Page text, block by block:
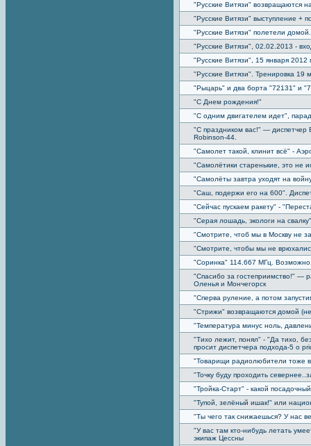
"Русские Витязи" возвращаются
"Русские Витязи" выступление +
"Русские Витязи" полетели
"Русские Витязи", 02.02.2013 -
"Русские Витязи", 15 января
"Русские Витязи". Тренировка 19
"Рыцарь" и два борта "72131" и
"С Днем рождения!"
"С одним двигателем идет",
"С праздником вас!" — диспетчер
Robinson-44.
"Самолет такой, клинит всё" -
"Самолётики старенькие, это не
"Самолёты завтра уходят на
"Саш, подержи его на 600".
"Сейчас пускаем ракету" -
"Серая лошадь, экологи на
"Смотрите, чтоб мы в Москву не
"Смотрите, чтобы мы не
"Соринка" 114.667 МГц.
"Спасибо за гостеприимство!" —
Оленья и Мончегорск
"Сперва руление, а потом
"Стрижи" возвращаются домой
"Температура минус ноль,
"Тихо лежит, понял" - "Да тихо,
просит диспетчера подхода-5 о
"Товарищи радиолюбители тоже
"Точку буду проходить
"Тройка-Старт" - какой
"Тупой, зелёный ишак!" или
"Ты чего так снижаешься? У нас
"У вас там кто-нибудь летать
экипаж Цессны